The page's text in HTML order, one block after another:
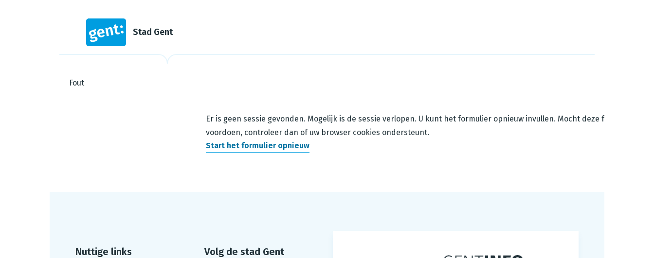
Stad Gent
Fout
Er is geen sessie gevonden. Mogelijk is de sessie verlopen. U kunt het formulier opnieuw invullen. Mocht deze foutmelding
voordoen, controleer dan of uw browser cookies ondersteunt.
Start het formulier opnieuw
Nuttige links Volg de stad Gent